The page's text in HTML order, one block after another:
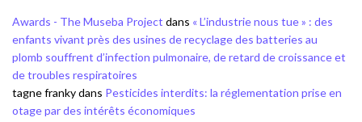
Awards - The Museba Project dans « L’industrie nous tue » : des
enfants vivant près des usines de recyclage des batteries au
plomb souffrent d’infection pulmonaire, de retard de croissance et
de troubles respiratoires
tagne frankydans Pesticides interdits: la réglementation prise en
otage par des intérêts économiques